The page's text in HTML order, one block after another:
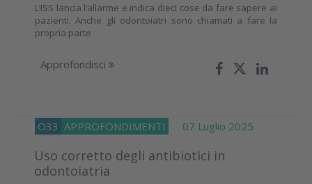
L’ISS lancia l’allarme e indica dieci cose da fare sapere ai
pazienti. Anche gli odontoiatri sono chiamati a fare la
propria parte
Approfondisci
O33 APPROFONDIMENTI 07 Luglio 2025
Uso corretto degli antibiotici in
odontoiatria